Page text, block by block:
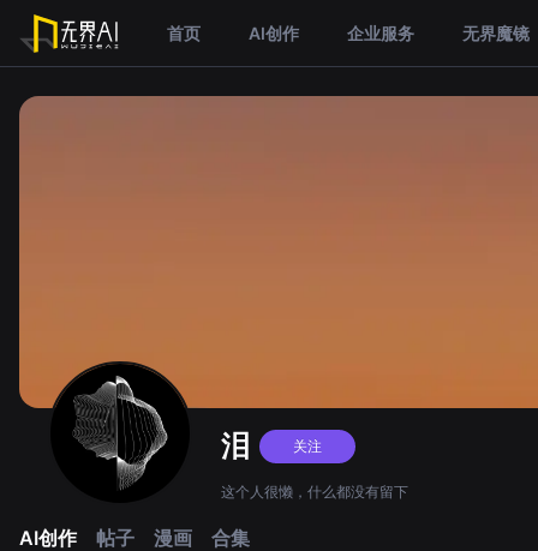
首页 AI创作 企业服务 无界魔镜
泪 关注
这个人很懒，什么都没有留下
AI创作 帖子 漫画 合集